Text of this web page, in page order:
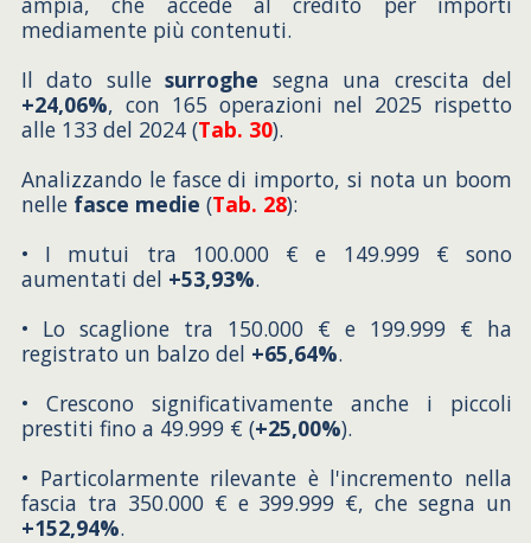
mediamente più contenuti.
Il dato sullesurroghe segna una crescita del
+24,06%, con 165 operazioni nel 2025 rispetto
alle 133 del 2024 (Tab. 30).
Analizzando le fasce di importo, si nota un boom
nelle fasce medie (Tab. 28):
• I mutui tra 100.000 € e 149.999 € sono
aumentati del +53,93%.
• Lo scaglione tra 150.000 € e 199.999 € ha
registrato un balzo del +65,64%.
• Crescono significativamente anche i piccoli
prestiti fino a 49.999 € (+25,00%).
• Particolarmente rilevante è l'incremento nella
fascia tra 350.000 € e 399.999 €, che segna un
+152,94%.